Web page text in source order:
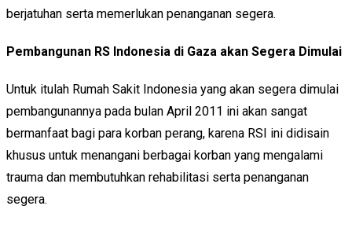
berjatuhan serta memerlukan penanganan segera.
Pembangunan RS Indonesia di Gaza akan Segera Dimulai
Untuk itulah Rumah Sakit Indonesia yang akan segera dimulai
pembangunannya pada bulan April 2011 ini akan sangat
bermanfaat bagi para korban perang, karena RSI ini didisain
khusus untuk menangani berbagai korban yang mengalami
trauma dan membutuhkan rehabilitasi serta penanganan
segera.